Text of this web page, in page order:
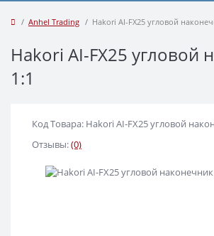
Anhel Trading Hakori AI-FX25 угловой
Hakori AI-FX25 угловой
1:1
Код Товара: Hakori AI-FX25 угловой
Отзывы:(0)